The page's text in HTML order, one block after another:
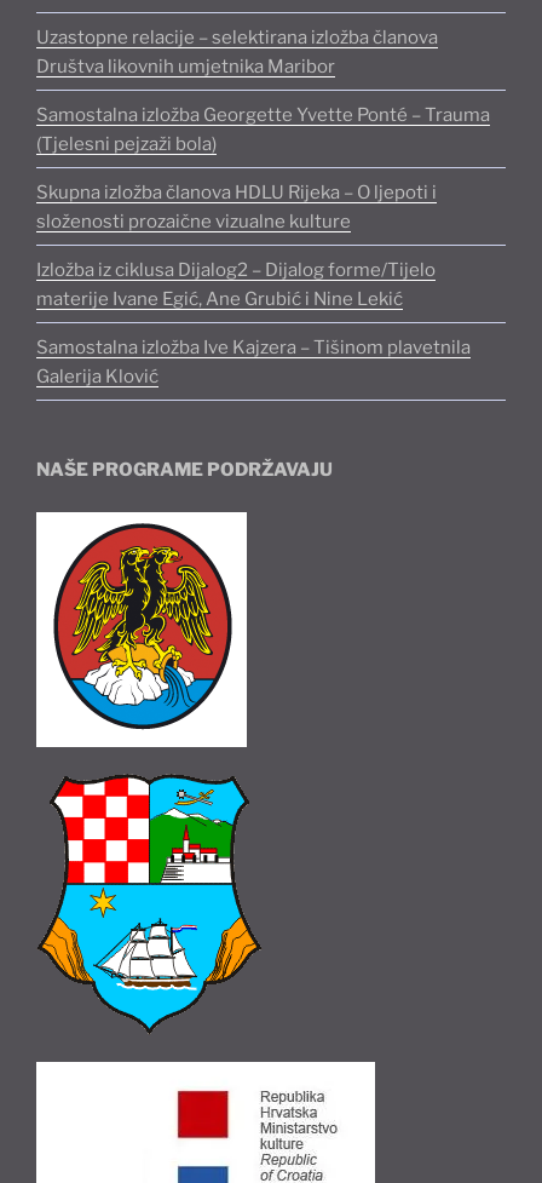
Uzastopne relacije – selektirana izložba članova
Društva likovnih umjetnika Maribor
Samostalna izložba Georgette Yvette Ponté – Trauma
(Tjelesni pejzaži bola)
Skupna izložba članova HDLU Rijeka – O ljepoti i
složenosti prozaične vizualne kulture
Izložba iz ciklusa Dijalog2 – Dijalog forme/Tijelo
materije Ivane Egić, Ane Grubić i Nine Lekić
Samostalna izložba Ive Kajzera – Tišinom plavetnila
Galerija Klović
NAŠE PROGRAME PODRŽAVAJU